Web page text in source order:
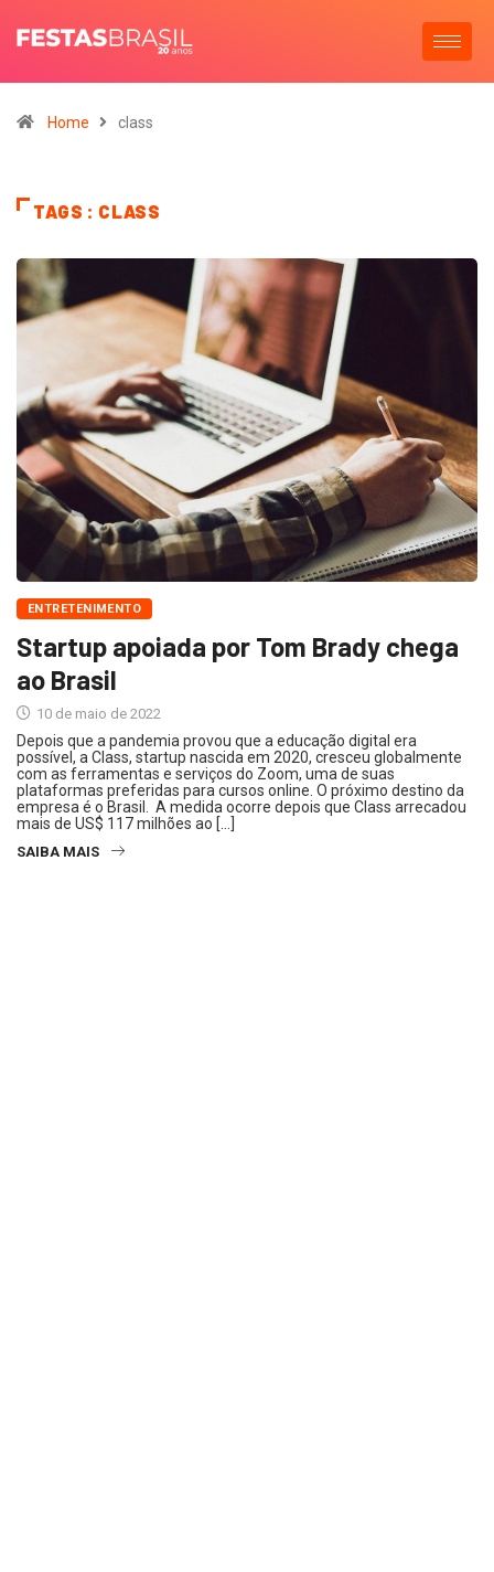
Home class
TAGS : CLASS
ENTRETENIMENTO
Startup apoiada por Tom Brady chega
ao Brasil
10 de maio de 2022
Depois que a pandemia provou que a educação digital era
possível, a Class, startup nascida em 2020, cresceu globalmente
com as ferramentas e serviços do Zoom, uma de suas
plataformas preferidas para cursos online. O próximo destino da
empresa é o Brasil. A medida ocorre depois que Class arrecadou
mais de US$ 117 milhões ao […]
SAIBA MAIS